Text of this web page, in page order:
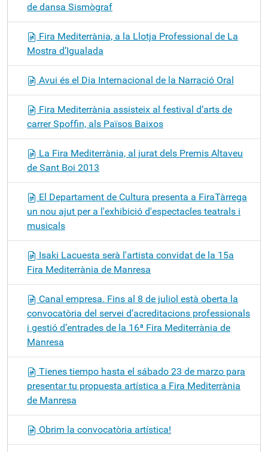
de dansa Sismògraf
Fira Mediterrània, a la Llotja Professional de La
Mostra d’Igualada
Avui és el Dia Internacional de la Narració Oral
Fira Mediterrània assisteix al festival d’arts de
carrer Spoffin, als Països Baixos
La Fira Mediterrània, al jurat dels Premis Altaveu
de Sant Boi 2013
El Departament de Cultura presenta a FiraTàrrega
un nou ajut per a l'exhibició d'espectacles teatrals i
musicals
Isaki Lacuesta serà l'artista convidat de la 15a
Fira Mediterrània de Manresa
Canal empresa. Fins al 8 de juliol està oberta la
convocatòria del servei d’acreditacions professionals
i gestió d’entrades de la 16ª Fira Mediterrània de
Manresa
Tienes tiempo hasta el sábado 23 de marzo para
presentar tu propuesta artística a Fira Mediterrània
de Manresa
Obrim la convocatòria artística!